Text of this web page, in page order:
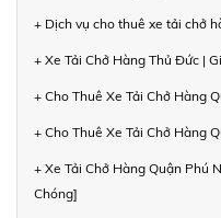
+ Dịch vụ cho thuê xe tải chở
+ Xe Tải Chở Hàng Thủ Đức |
+ Cho Thuê Xe Tải Chở Hàng
+ Cho Thuê Xe Tải Chở Hàng
+ Xe Tải Chở Hàng Quận Phú
Chóng]